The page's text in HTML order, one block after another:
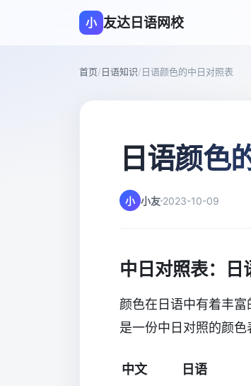
小 友达日语网校
首页/日语知识/日语颜色的中日对照表
日语颜色
小 小友 2023-10-09
中日对照表：日
颜色在日语中有着丰
是一份中日对照的颜色
中文
日语